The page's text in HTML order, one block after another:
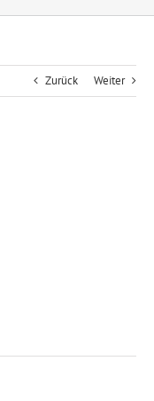
Zurück Weiter